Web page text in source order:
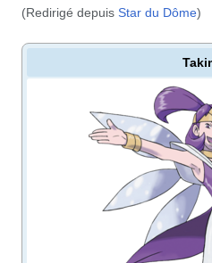
(Redirigé depuis Star du Dôme)